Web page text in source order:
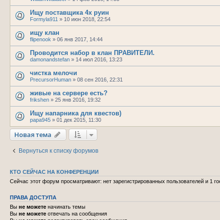
Ищу поставщика 4х руин
Formyla911 » 10 июн 2018, 22:54
ищу клан
flipenook » 06 янв 2017, 14:44
Проводится набор в клан ПРАВИТЕЛИ.
damonandstefan » 14 июл 2016, 13:23
чистка мелочи
PrecursorHuman » 08 сен 2016, 22:31
живые на сервере есть?
frikshen » 25 янв 2016, 19:32
Ищу напарника для квестов)
papa945 » 01 дек 2015, 11:30
Новая тема
Вернуться к списку форумов
КТО СЕЙЧАС НА КОНФЕРЕНЦИИ
Сейчас этот форум просматривают: нет зарегистрированных пользователей и 1
ПРАВА ДОСТУПА
Вы не можете начинать темы
Вы не можете отвечать на сообщения